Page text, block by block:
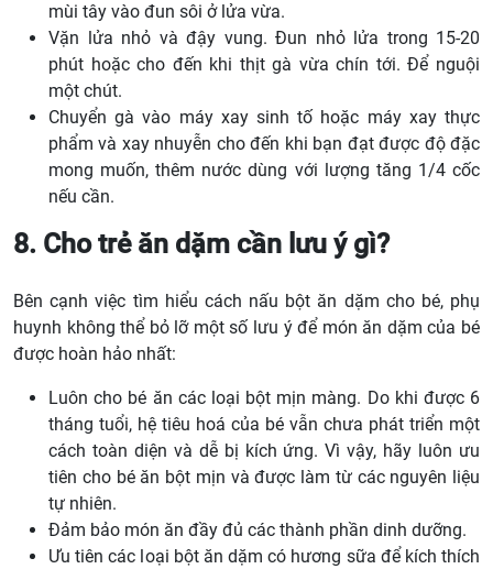
mùi tây vào đun sôi ở lửa vừa.
Vặn lửa nhỏ và đậy vung. Đun nhỏ lửa trong 15-20
phút hoặc cho đến khi thịt gà vừa chín tới. Để nguội
một chút.
Chuyển gà vào máy xay sinh tố hoặc máy xay thực
phẩm và xay nhuyễn cho đến khi bạn đạt được độ đặc
mong muốn, thêm nước dùng với lượng tăng 1/4 cốc
nếu cần.
8. Cho trẻ ăn dặm cần lưu ý gì?
Bên cạnh việc tìm hiểu cách nấu bột ăn dặm cho bé, phụ
huynh không thể bỏ lỡ một số lưu ý để món ăn dặm của bé
được hoàn hảo nhất:
Luôn cho bé ăn các loại bột mịn màng. Do khi được 6
tháng tuổi, hệ tiêu hoá của bé vẫn chưa phát triển một
cách toàn diện và dễ bị kích ứng. Vì vậy, hãy luôn ưu
tiên cho bé ăn bột mịn và được làm từ các nguyên liệu
tự nhiên.
Đảm bảo món ăn đầy đủ các thành phần dinh dưỡng.
Ưu tiên các loại bột ăn dặm có hương sữa để kích thích